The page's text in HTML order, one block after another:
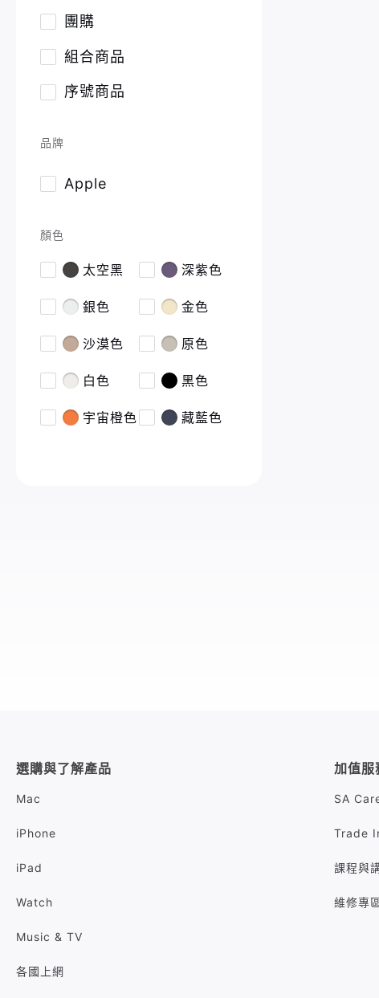
團購
組合商品
序號商品
品牌
Apple
顏色
太空黑 深紫色
銀色 金色
沙漠色 原色
白色 黑色
宇宙橙色 藏藍色
選購與了解產品
Mac
iPhone
iPad
Watch
Music & TV
各國上網
加值服
SA
Trade
課程與
維修專